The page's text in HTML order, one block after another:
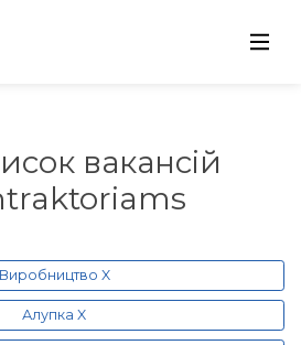
вакансій
Виробництво X
Алупка X